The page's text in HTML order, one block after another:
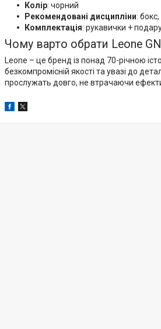
Колір: чорний
Рекомендовані дисципліни:
Комплектація: рукавички +
Чому варто обрати Leone
Leone – це бренд із понад 70-річною
безкомпромісній якості та увазі до
прослужать довго, не втрачаючи